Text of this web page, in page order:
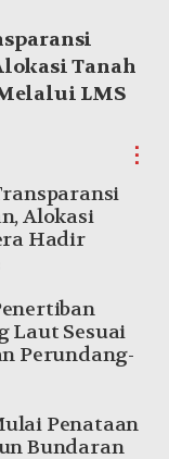
Tanah
LMS
⋮
Alokasi
Hadir
Laut Sesuai
Perundang-
Penataan
Bundaran